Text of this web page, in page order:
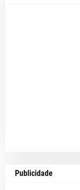
Publicidade